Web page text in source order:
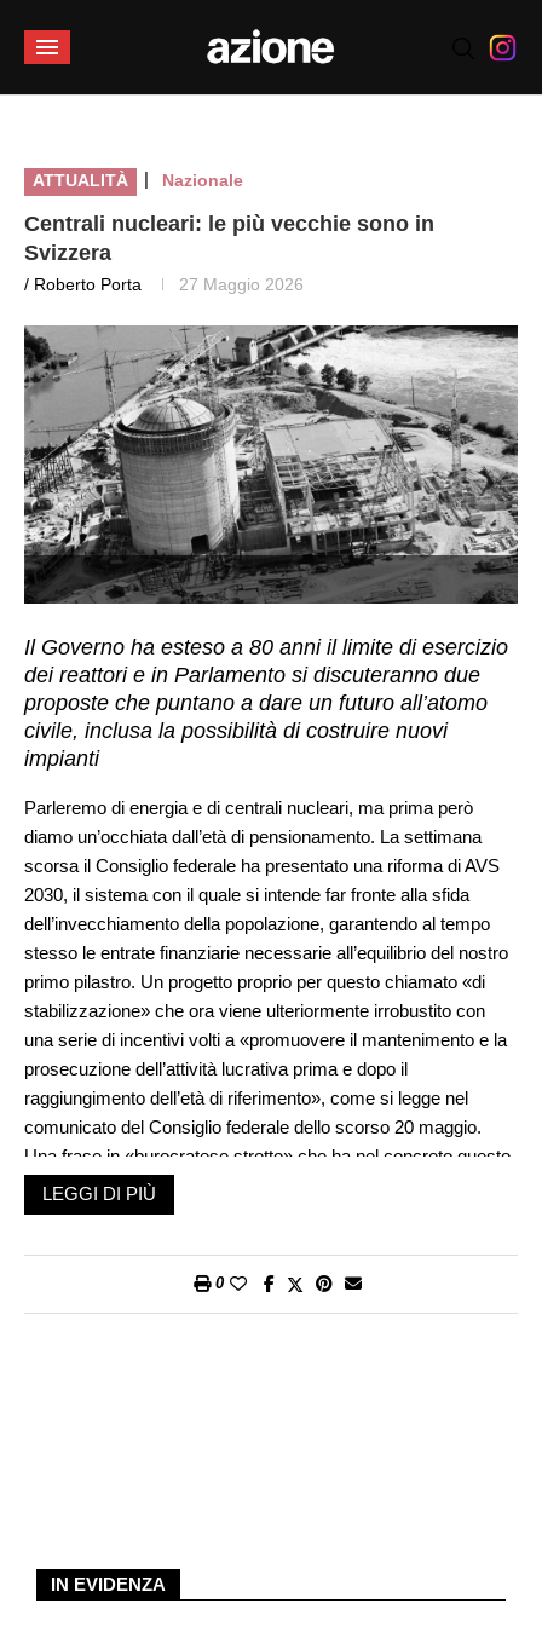
ATTUALITÀ | Nazionale
Centrali nucleari: le più vecchie sono in
Svizzera
/ Roberto Porta 27 Maggio 2026
Il Governo ha esteso a 80 anni il limite di esercizio
dei reattori e in Parlamento si discuteranno due
proposte che puntano a dare un futuro all’atomo
civile, inclusa la possibilità di costruire nuovi
impianti
Parleremo di energia e di centrali nucleari, ma prima però
diamo un’occhiata dall’età di pensionamento. La settimana
scorsa il Consiglio federale ha presentato una riforma di AVS
2030, il sistema con il quale si intende far fronte alla sfida
dell’invecchiamento della popolazione, garantendo al tempo
stesso le entrate finanziarie necessarie all’equilibrio del nostro
primo pilastro. Un progetto proprio per questo chiamato «di
stabilizzazione» che ora viene ulteriormente irrobustito con
una serie di incentivi volti a «promuovere il mantenimento e la
prosecuzione dell’attività lucrativa prima e dopo il
raggiungimento dell’età di riferimento», come si legge nel
comunicato del Consiglio federale dello scorso 20 maggio.
Una frase in «burocratese stretto» che ha nel concreto questo
significato: non si alza l’età del pensionamento ma si farà leva
su una serie di misure per invogliare le persone a continuare a
Gösgen, Leibstadt e i due reattori di Beznau
rendita che verrà versata la prima volta alla fine di questo
2026. La prossima sessione estiva delle Camere federali, che
LEGGI DI PIÙ
0
IN EVIDENZA